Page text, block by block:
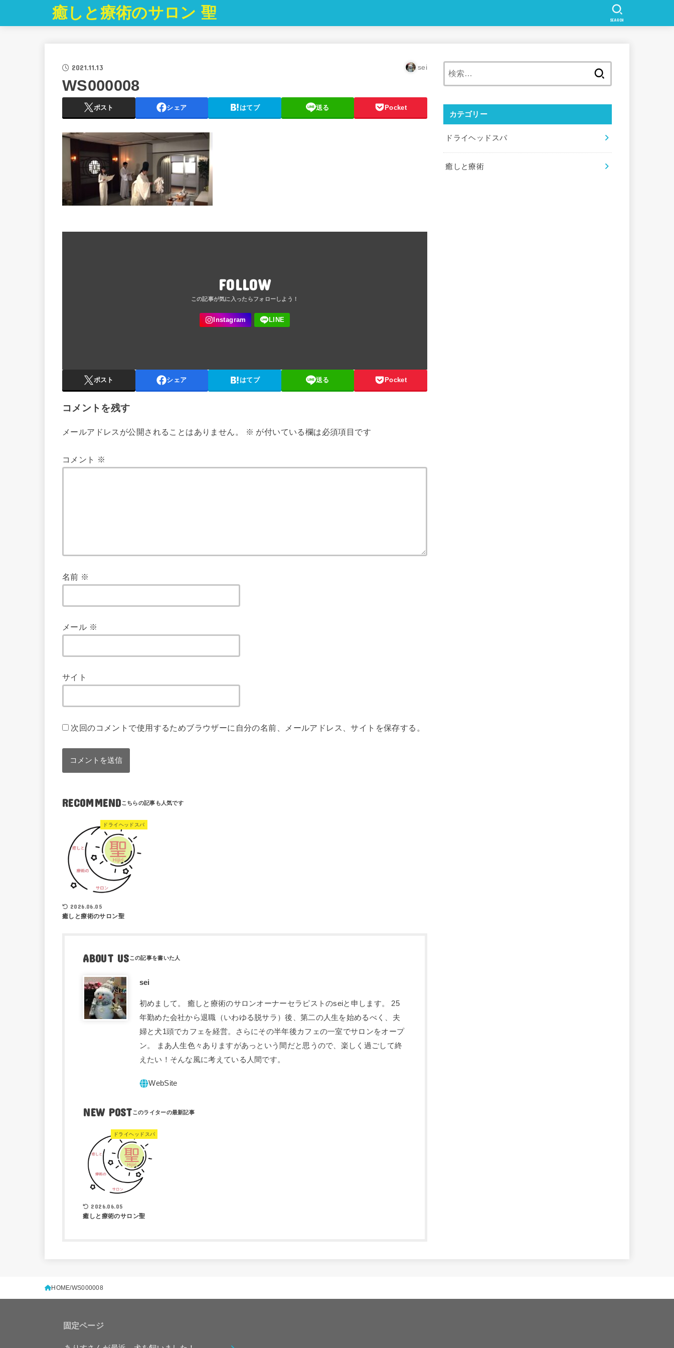
癒しと療術のサロン 聖 SEARCH
2021.11.13 sei
WS000008
ポスト シェア はてブ 送る Pocket
FOLLOW
ポスト シェア はてブ 送る Pocket
コメントを残す
メールアドレスが公開されることはありません。 ※ が付いている欄は必須項目です
コメント ※
名前 ※
メール ※
サイト
次回のコメントで使用するためブラウザーに自分の名前、メールアドレス、サイトを保存する。
RECOMMEND
ドライヘッドスパ
2026.06.05
癒しと療術のサロン聖
ABOUT US
sei
初めまして。 癒しと療術のサロンオーナーセラピストのseiと申します。 25
年勤めた会社から退職（いわゆる脱サラ）後、第二の人生を始めるべく、夫
婦と犬1頭でカフェを経営。さらにその半年後カフェの一室でサロンをオープ
ン。 まあ人生色々ありますがあっという間だと思うので、楽しく過ごして終
えたい！そんな風に考えている人間です。
NEW POST
ドライヘッドスパ
2026.06.05
癒しと療術のサロン聖
カテゴリー
ドライヘッドスパ
癒しと療術
HOME WS000008
固定ページ